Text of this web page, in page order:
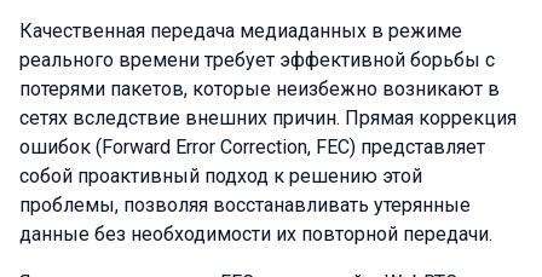
Качественная передача медиаданных в режиме
реального времени требует эффективной борьбы с
потерями пакетов, которые неизбежно возникают в
сетях вследствие внешних причин. Прямая коррекция
ошибок (Forward Error Correction, FEC) представляет
собой проактивный подход к решению этой
проблемы, позволяя восстанавливать утерянные
данные без необходимости их повторной передачи.